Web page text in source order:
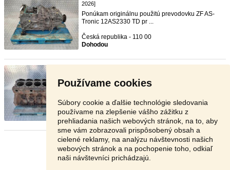
Používame cookies
Súbory cookie a ďalšie technológie sledovania
používame na zlepšenie vášho zážitku z
prehliadania našich webových stránok, na to, aby
sme vám zobrazovali prispôsobený obsah a
cielené reklamy, na analýzu návštevnosti našich
webových stránok a na pochopenie toho, odkiaľ
naši návštevníci prichádzajú.
2026]
Ponúkam originálnu použitú prevodovku ZF AS-
Tronic 12AS2330 TD pr ...
Česká republika - 110 00
Dohodou
Ponúkam originálny použitý blok motora
510 pre vozidlá X ...
Česká republika - 110 00
Stránka: 1 2 3 Ďalšia